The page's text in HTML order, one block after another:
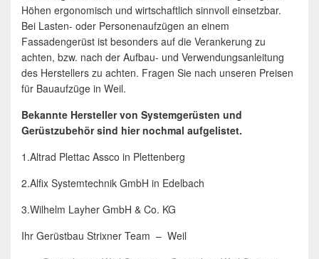
Höhen ergonomisch und wirtschaftlich sinnvoll einsetzbar.
Bei Lasten- oder Personenaufzügen an einem
Fassadengerüst ist besonders auf die Verankerung zu
achten, bzw. nach der Aufbau- und Verwendungsanleitung
des Herstellers zu achten. Fragen Sie nach unseren Preisen
für Bauaufzüge in Weil.
Bekannte Hersteller von Systemgerüsten und
Gerüstzubehör sind hier nochmal aufgelistet.
1.Altrad Plettac Assco in Plettenberg
2.Alfix Systemtechnik GmbH in Edelbach
3.Wilhelm Layher GmbH & Co. KG
Ihr Gerüstbau Strixner Team – Weil